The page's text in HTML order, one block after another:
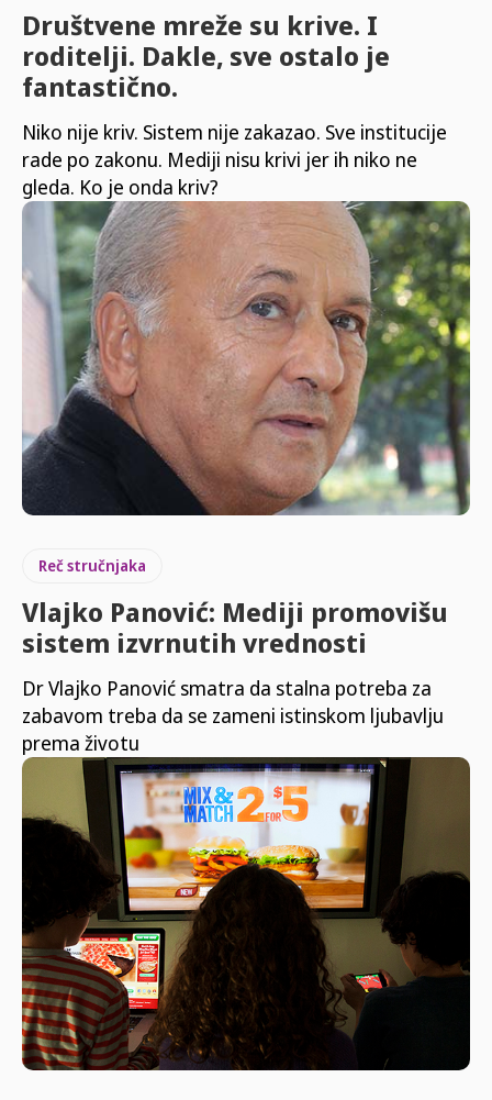
Društvene mreže su krive. I
roditelji. Dakle, sve ostalo je
fantastično.
Niko nije kriv. Sistem nije zakazao. Sve institucije
rade po zakonu. Mediji nisu krivi jer ih niko ne
gleda. Ko je onda kriv?
Reč stručnjaka
Vlajko Panović: Mediji promovišu
sistem izvrnutih vrednosti
Dr Vlajko Panović smatra da stalna potreba za
zabavom treba da se zameni istinskom ljubavlju
prema životu